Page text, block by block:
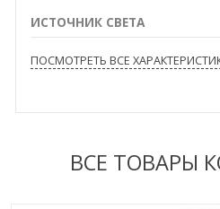
ИСТОЧНИК СВЕТА
ПОСМОТРЕТЬ ВСЕ
ВСЕ ТОВАРЫ